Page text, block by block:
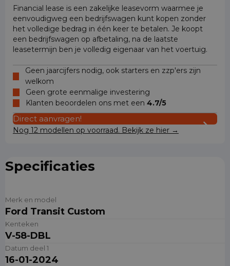
Financial lease is een zakelijke leasevorm waarmee je
eenvoudigweg een bedrijfswagen kunt kopen zonder
het volledige bedrag in één keer te betalen. Je koopt
een bedrijfswagen op afbetaling, na de laatste
leasetermijn ben je volledig eigenaar van het voertuig.
Geen jaarcijfers nodig, ook starters en zzp'ers zijn
welkom
Geen grote eenmalige investering
Klanten beoordelen ons met een 4.7/5
Direct aanvragen!
Nog 12 modellen op voorraad. Bekijk ze hier →
Specificaties
Merk en model
Ford Transit Custom
Kenteken
V-58-DBL
Datum deel 1
16-01-2024